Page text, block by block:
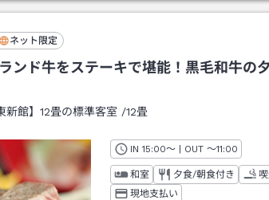
ネット限定
ンド牛をステーキで堪能！黒毛和牛の
新館】12畳の標準客室 /12畳
IN チェックイン
15:00～ | OUT チェックアウト
～11:00
和室 夕食/朝食付き
現地支払い